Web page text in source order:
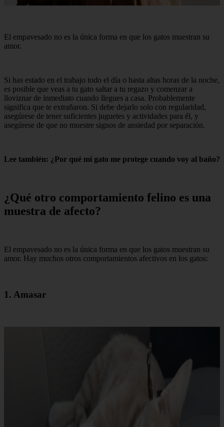
El empavesado no es la única forma en que los gatos muestran su
amor.
Si has estado en el trabajo todo el día o hasta altas horas de la noche,
es posible que veas a tu gato saltar a tu regazo y comenzar a
lloviznar de inmediato cuando llegues a casa. Probablemente
significa que te extrañaron. Si debe dejarlo solo con regularidad,
asegúrese de tener suficientes juguetes y actividades para él, y
asegúrese de que no muestre signos de ansiedad por separación.
Lee también: ¿Por qué mi gato me protege cuando voy al baño?
¿Qué otro comportamiento felino es una
muestra de afecto?
El empavesado no es la única forma en que los gatos muestran su
amor. Hay muchos otros comportamientos afectivos en los gatos:
1. Amasar